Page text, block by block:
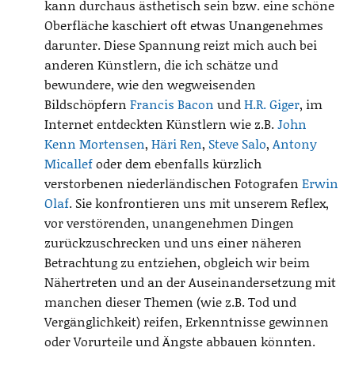
kann durchaus ästhetisch sein bzw. eine schöne
Oberfläche kaschiert oft etwas Unangenehmes
darunter. Diese Spannung reizt mich auch bei
anderen Künstlern, die ich schätze und
bewundere, wie den wegweisenden
Bildschöpfern Francis Bacon undH.R. Giger, im
Internet entdeckten Künstlern wie z.B.John
Kenn Mortensen, Häri Ren, Steve Salo, Antony
Micallefoder dem ebenfalls kürzlich
verstorbenen niederländischen Fotografen Erwin
Olaf. Sie konfrontieren uns mit unserem Reflex,
vor verstörenden, unangenehmen Dingen
zurückzuschrecken und uns einer näheren
Betrachtung zu entziehen, obgleich wir beim
Nähertreten und an der Auseinandersetzung mit
manchen dieser Themen (wie z.B. Tod und
Vergänglichkeit) reifen, Erkenntnisse gewinnen
oder Vorurteile und Ängste abbauen könnten.